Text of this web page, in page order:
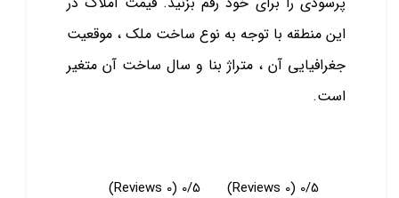
این منطقه با توجه به نوع ساخت ملک ، موقعیت
جغرافیایی آن ، متراژ بنا و سال ساخت آن متغیر
است.
0/5
(0 Reviews)
0/5
(0 Reviews)